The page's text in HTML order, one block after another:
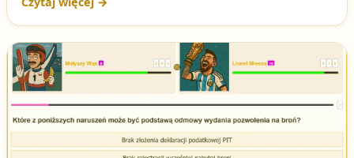
przyznania licencji zawodniczej — i jaka jest podstawa
prawna tej decyzji.